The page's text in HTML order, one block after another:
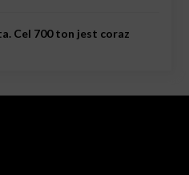
Cel 700 ton jest coraz